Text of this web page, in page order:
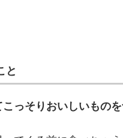
と
っそりおいしいもの